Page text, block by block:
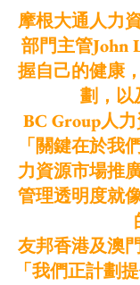
摩根大通人力
部門主管John
握自己的健康
劃，以
BC Group人力
「關鍵在於我
力資源市場推
管理透明度就
友邦香港及澳
「我們正計劃